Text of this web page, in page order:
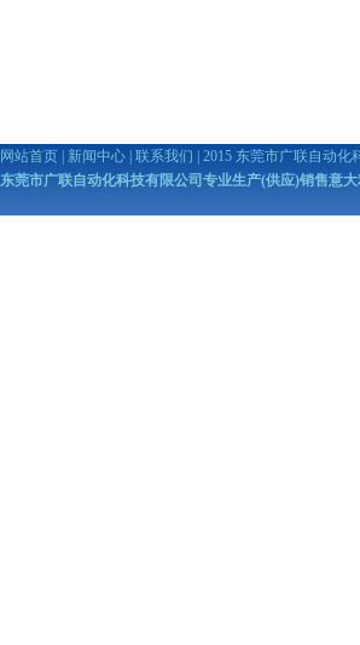
网站首页 新闻中心 联系我们 | 2015 东莞市广联自动化
东莞市广联自动化科技有限公司专业生产(供应)销售意